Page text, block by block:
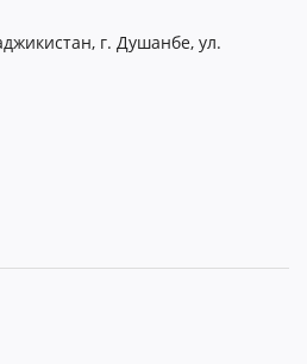
г. Душанбе, ул.